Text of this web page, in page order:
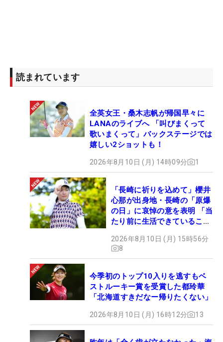
読まれています
全英女王・桑木志帆が帰国早々に
LANAのライブへ 「叫びまくって
歌いまくって」バックステージでは
嬉しい2ショットも！
2026年8月10日 (月) 14時09分 1
「長崎に祈りを込めて」櫻井
心那が出身地・長崎の「原爆
の日」に哀悼の意を表明 「当
たり前に生活できていること
2026年8月10日 (月) 15時56分
8
今季初のトップ10入りを逃すもベ
ストルーキー賞を受賞した都玲華
「北海道すきだなー帰りたくない」
2026年8月10日 (月) 16時12分 13